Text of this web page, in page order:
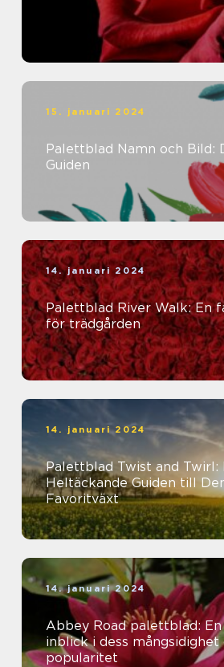
15. januari 2024
Palettblad Namn och Bild:
Guiden
14. januari 2024
Palettblad River Walk: En
för trädgården
14. januari 2024
Palettblad Twist and Twirl:
Heltäckande Guiden till
Favoritväxt
14. januari 2024
Abbey Road palettblad:
inblick i dess mångsidighet
popularitet